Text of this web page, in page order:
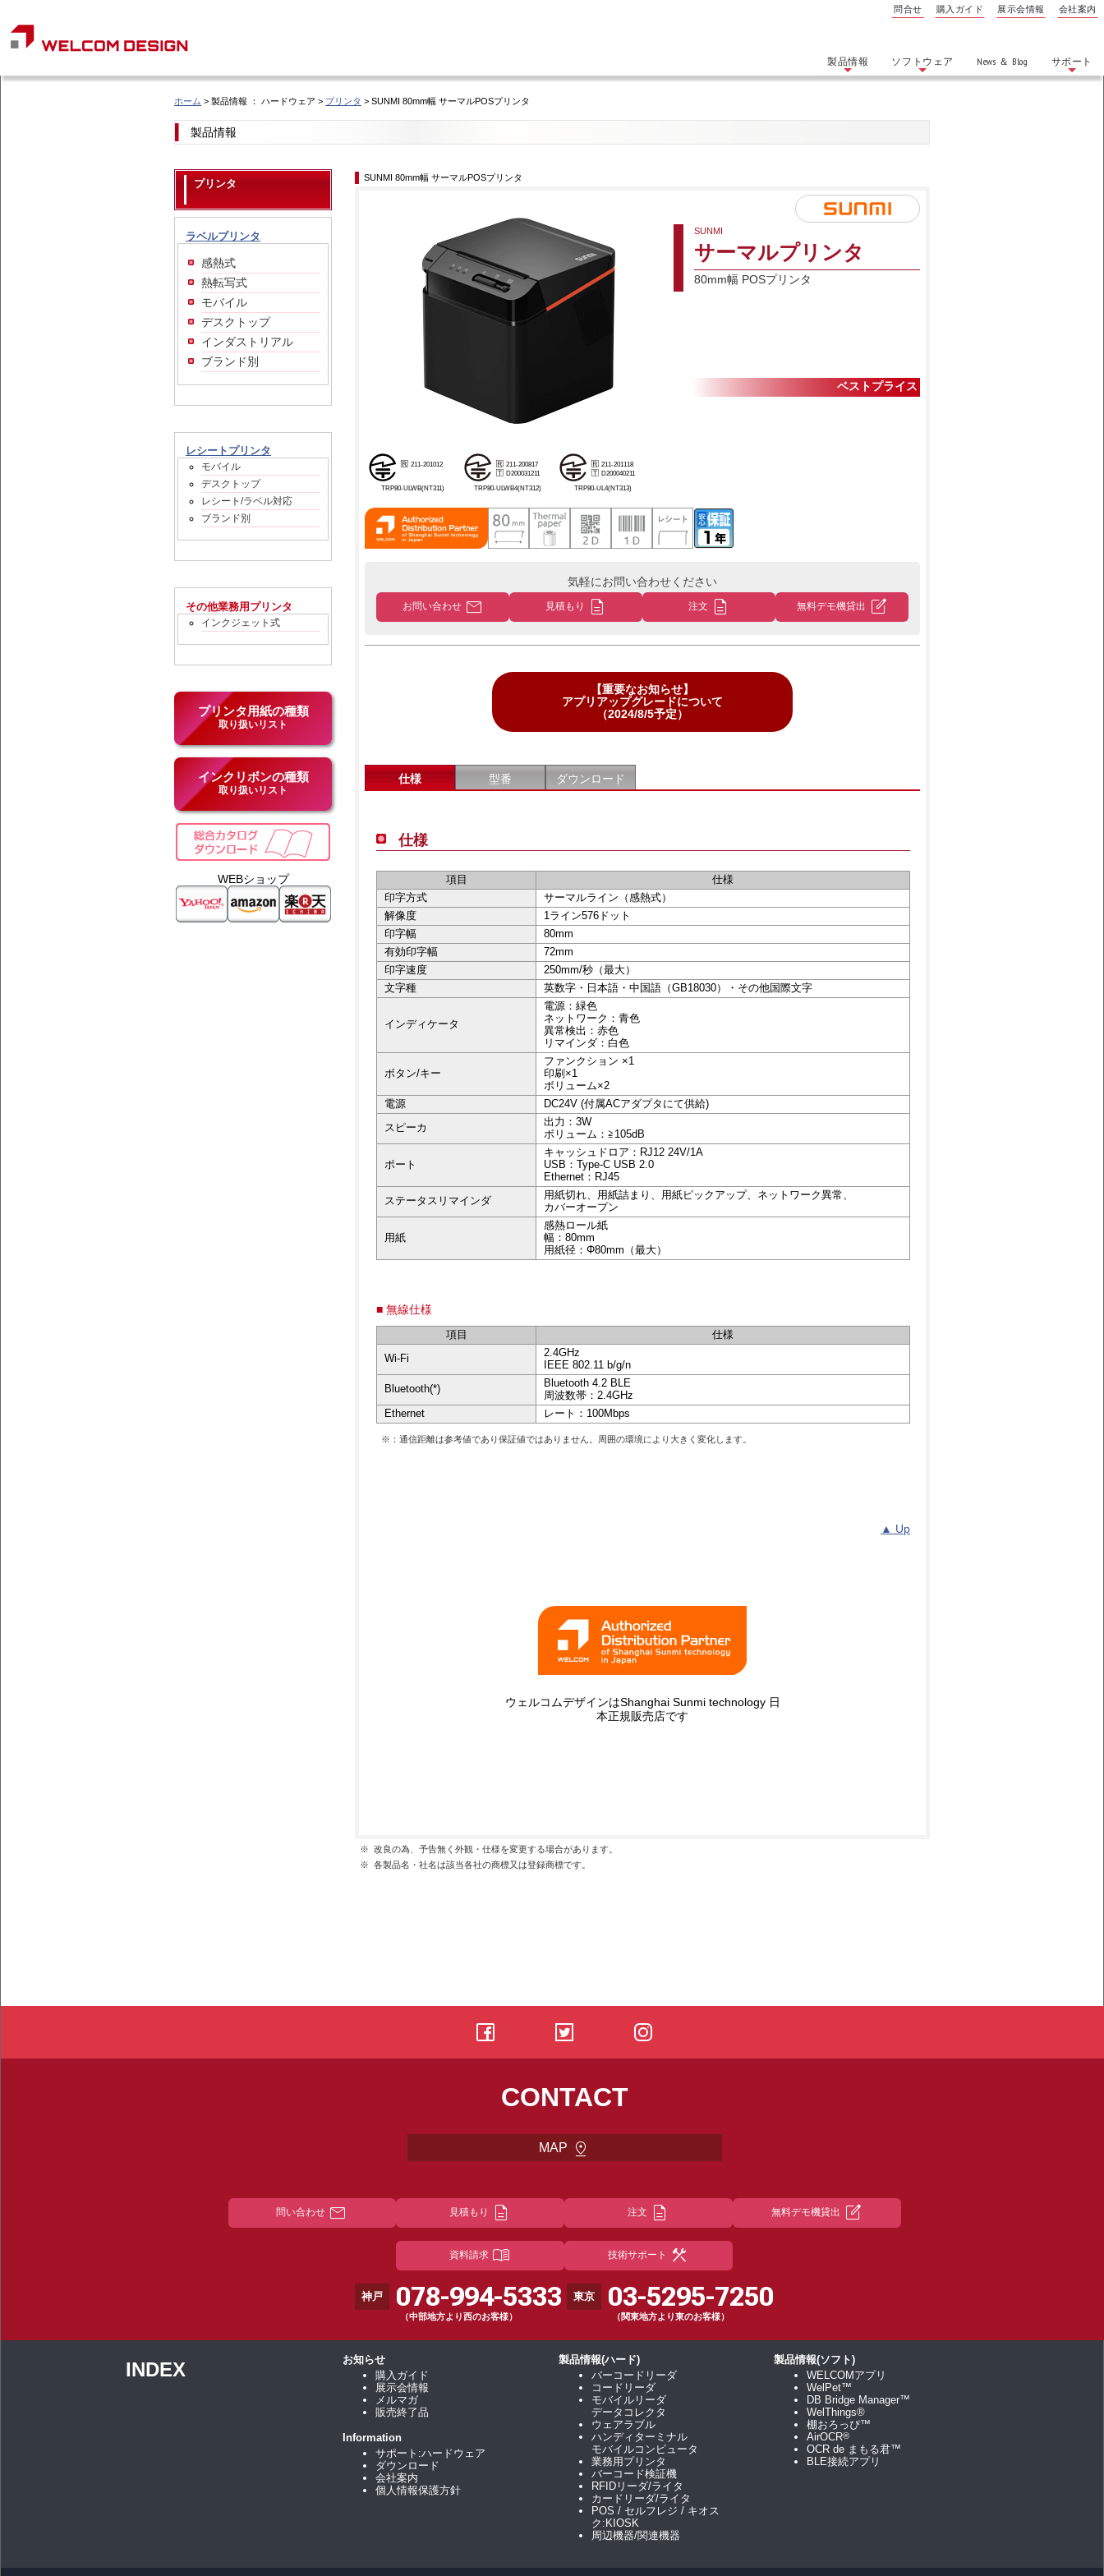
問合せ 購入ガイド 展示会情報 会社案内
製品情報 ソフトウェア News ＆ Blog サポート
ホーム > 製品情報 ： ハードウェア > プリンタ > SUNMI 80mm幅 サーマルPOSプリンタ
製品情報
SUNMI 80mm幅 サーマルPOSプリンタ
SUNMI
サーマルプリンタ
80mm幅 POSプリンタ
ベストプライス
TRP80-ULWB(NT311) TRP80-ULWB4(NT312) TRP80-UL4(NT313)
気軽にお問い合わせください
お問い合わせ mail 見積もり description 注文 description 無料デモ機貸出 edit_square
【重要なお知らせ】
アプリアップグレードについて
（2024/8/5予定）
仕様 型番 ダウンロード
仕様
項目
仕様
印字方式
サーマルライン（感熱式）
解像度
1ライン576ドット
印字幅
80mm
有効印字幅
72mm
印字速度
250mm/秒（最大）
文字種
英数字・日本語・中国語（GB18030）・その他国際文字
インディケータ
電源：緑色
ネットワーク：青色
異常検出：赤色
リマインダ：白色
ボタン/キー
ファンクション ×1
印刷×1
ボリューム×2
電源
DC24V (付属ACアダプタにて供給)
スピーカ
出力：3W
ボリューム：≧105dB
ポート
キャッシュドロア：RJ12 24V/1A
USB：Type-C USB 2.0
Ethernet：RJ45
ステータスリマインダ
用紙切れ、用紙詰まり、用紙ピックアップ、ネットワーク異常、
カバーオープン
用紙
感熱ロール紙
幅：80mm
用紙径：Φ80mm（最大）
■ 無線仕様
項目 仕様
Wi-Fi
2.4GHz
IEEE 802.11 b/g/n
Bluetooth(*)
Bluetooth 4.2 BLE
周波数帯：2.4GHz
Ethernet
レート：100Mbps
※：通信距離は参考値であり保証値ではありません。周囲の環境により大きく変化します。
▲ Up
ウェルコムデザインはShanghai Sunmi technology 日
本正規販売店です
※ 改良の為、予告無く外観・仕様を変更する場合があります。
※ 各製品名・社名は該当各社の商標又は登録商標です。
プリンタ
ラベルプリンタ
感熱式
熱転写式
モバイル
デスクトップ
インダストリアル
ブランド別
レシートプリンタ
モバイル
デスクトップ
レシート/ラベル対応
ブランド別
その他業務用プリンタ
インクジェット式
プリンタ用紙の種類
取り扱いリスト
インクリボンの種類
取り扱いリスト
WEBショップ
CONTACT
MAP pin_drop
問い合わせ mail 見積もり description 注文 description 無料デモ機貸出 edit_square
資料請求 menu_book 技術サポート construction
神戸 078-994-5333
（中部地方より西のお客様）
東京 03-5295-7250
（関東地方より東のお客様）
INDEX
お知らせ
購入ガイド
展示会情報
メルマガ
販売終了品
Information
サポート:ハードウェア
ダウンロード
会社案内
個人情報保護方針
製品情報(ハード)
バーコードリーダ
コードリーダ
モバイルリーダ
データコレクタ
ウェアラブル
ハンディターミナル
モバイルコンピュータ
業務用プリンタ
バーコード検証機
RFIDリーダ/ライタ
カードリーダ/ライタ
POS / セルフレジ / キオス
ク:KIOSK
周辺機器/関連機器
製品情報(ソフト)
WELCOMアプリ
WelPet™
DB Bridge Manager™
WelThings®
棚おろっぴ™
AirOCR®
OCR de まもる君™
BLE接続アプリ